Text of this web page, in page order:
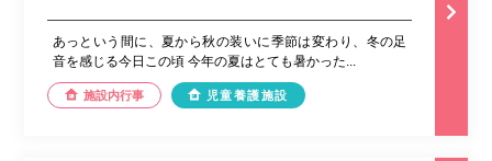
あっという間に、夏から秋の装いに季節は変わり、冬の足
音を感じる今日この頃 今年の夏はとても暑かった...
施設内行事 児童養護施設